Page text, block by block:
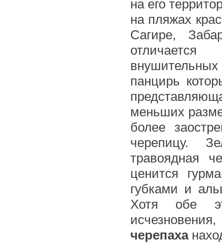
на его
на пляжах
Сагире,
панцирь
меньших
более
черепицу.
травоядная
ценится
губками и
Хотя обе
черепаха